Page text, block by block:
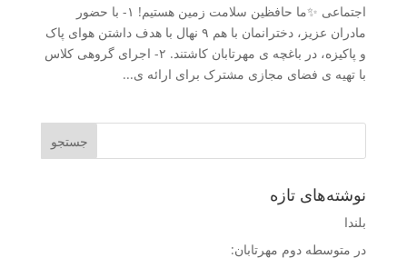
اجتماعی ✨ما حافظین سلامت زمین هستیم! ۱- با حضور
مادران عزیز، دخترانمان با هم ۹ نهال با هدف داشتن هوای پاک
و پاکیزه، در باغچه ی مهرتابان کاشتند. ۲- اجرای گروهی کلاس
با تهیه ی فضای مجازی مشترک برای ارائه ی...
نوشته‌های تازه
بلندا
در متوسطه دوم مهرتابان: